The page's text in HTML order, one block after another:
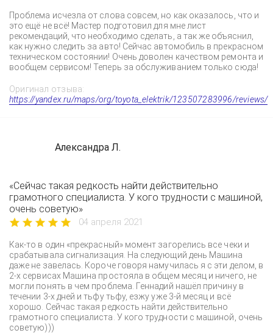
Проблема исчезла от слова совсем, но как оказалось, что и
это ещё не всё! Мастер подготовил для мне лист
рекомендаций, что необходимо сделать, а так же объяснил,
как нужно следить за авто! Сейчас автомобиль в прекрасном
техническом состоянии! Очень доволен качеством ремонта и
вообщем сервисом! Теперь за обслуживанием только сюда!
Оригинал отзыва:
https://yandex.ru/maps/org/toyota_elektrik/123507283996/reviews/
Александра Л.
«Сейчас такая редкость найти действительно
грамотного специалиста. У кого трудности с машиной,
очень советую»
04 апреля 2021
Как-то в один «прекрасный» момент загорелись все чеки и
срабатывала сигнализация. На следующий день Машина
даже не завелась. Короче говоря намучилась я с эти делом, в
2-х сервисах Машина простояла в общем месяц и ничего, не
могли понять в чем проблема. Геннадий нашёл причину в
течении 3-х дней и тьфу тьфу, езжу уже 3-й месяц и всё
хорошо. Сейчас такая редкость найти действительно
грамотного специалиста. У кого трудности с машиной, очень
советую)))